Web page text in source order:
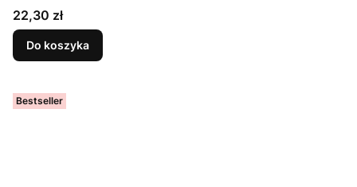
Cena
22,30 zł
Do koszyka
Bestseller